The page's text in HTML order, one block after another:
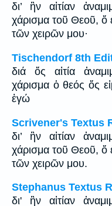
δι’ ἣν αἰτίαν
χάρισμα τοῦ Θεοῦ, ὅ
τῶν χειρῶν μου·
Tischendorf 8th
διά ὅς αἰτία
χάρισμα ὁ θεός ὅς
ἐγώ
Scrivener's Textus
δι’ ἣν αἰτίαν
χάρισμα τοῦ Θεοῦ, ὅ
τῶν χειρῶν μου.
Stephanus Textus
δι' ἣν αἰτίαν